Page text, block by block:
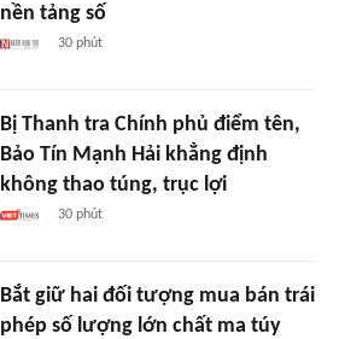
nền tảng số
30 phút
Bị Thanh tra Chính phủ điểm tên,
Bảo Tín Mạnh Hải khẳng định
không thao túng, trục lợi
30 phút
Bắt giữ hai đối tượng mua bán trái
phép số lượng lớn chất ma túy